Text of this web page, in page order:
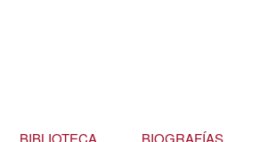
BIBLIOTECA BIOGRAFÍAS